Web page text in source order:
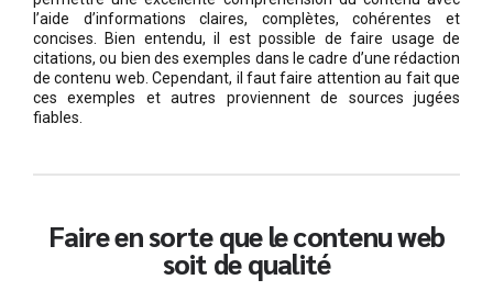
l’aide d’informations claires, complètes, cohérentes et
concises. Bien entendu, il est possible de faire usage de
citations, ou bien des exemples dans le cadre d’une rédaction
de contenu web. Cependant, il faut faire attention au fait que
ces exemples et autres proviennent de sources jugées
fiables.
Faire en sorte que le contenu web
soit de qualité